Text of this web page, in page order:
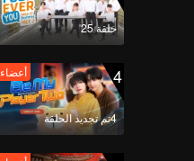
حلقة 25
4
4تم تجديد الحلقة
أعضاء